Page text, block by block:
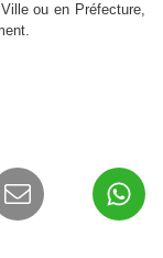
ou en Préfecture,